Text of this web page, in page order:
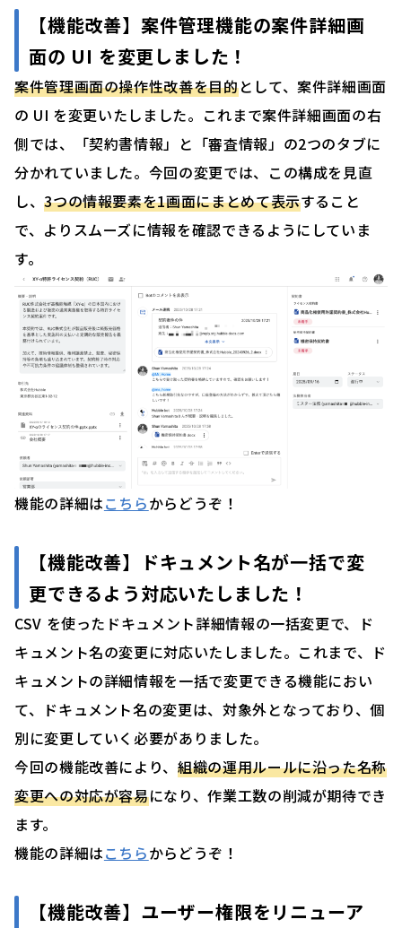
【機能改善】案件管理機能の案件詳細画
面の UI を変更しました！
案件管理画面の操作性改善を目的として、案件詳細画面
の UI を変更いたしました。これまで案件詳細画面の右
側では、「契約書情報」と「審査情報」の2つのタブに
分かれていました。今回の変更では、この構成を見直
し、3つの情報要素を1画面にまとめて表示すること
で、よりスムーズに情報を確認できるようにしていま
す。
機能の詳細はこちらからどうぞ！
【機能改善】ドキュメント名が一括で変
更できるよう対応いたしました！
CSV を使ったドキュメント詳細情報の一括変更で、ド
キュメント名の変更に対応いたしました。これまで、ド
キュメントの詳細情報を一括で変更できる機能におい
て、ドキュメント名の変更は、対象外となっており、個
別に変更していく必要がありました。
今回の機能改善により、組織の運用ルールに沿った名称
変更への対応が容易になり、作業工数の削減が期待でき
ます。
機能の詳細はこちらからどうぞ！
【機能改善】ユーザー権限をリニューア